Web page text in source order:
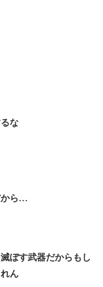
な
ら…
ぼす武器だからもし
ん